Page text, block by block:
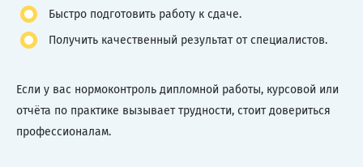
Быстро подготовить работу к сдаче.
Получить качественный результат от специалистов.
Если у вас нормоконтроль дипломной работы, курсовой или
отчёта по практике вызывает трудности, стоит довериться
профессионалам.